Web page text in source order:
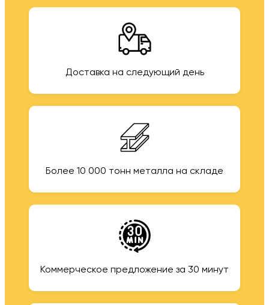
Доставка на следующий день
Более 10 000 тонн металла на складе
Коммерческое предложение за 30 минут